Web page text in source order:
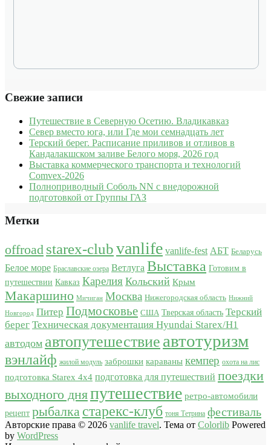
Свежие записи
Путешествие в Северную Осетию. Владикавказ
Север вместо юга, или Где мои семнадцать лет
Терский берег. Расписание приливов и отливов в
Кандалакшском заливе Белого моря, 2026 год
Выставка коммерческого транспорта и технологий
Comvex-2026
Полноприводный Соболь NN с внедорожной
подготовкой от Группы ГАЗ
Метки
offroad starex-clubvanlife vanlife-fest АБТ Беларусь
Белое море Браславские озера Ветлуга Выставка Готовим в
путешествии Кавказ Карелия Кольский Крым
Макаршино Мичиган Москва Нижегородская область Нижний
Новгород Питер Подмосковье США Тверская область Терский
берег Техническая документация Hyundai Starex/H1
автодом автопутешествие автотуризм
вэнлайф жилой модуль заброшки караваны кемпер охота на лис
подготовка Starex 4x4 подготовка для путешествий поездки
выходного дняпутешествие ретро-автомобили
рецепт рыбалка старекс-клуб тоня Тетрина фестиваль
Авторские права © 2026 vanlife travel. Тема от Colorlib Powered
by WordPress